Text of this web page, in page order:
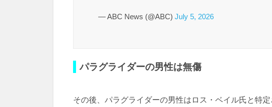
— ABC News (@ABC) July 5, 2026
パラグライダーの男性は無傷
その後、パラグライダーの男性はロス・ベイル氏と特